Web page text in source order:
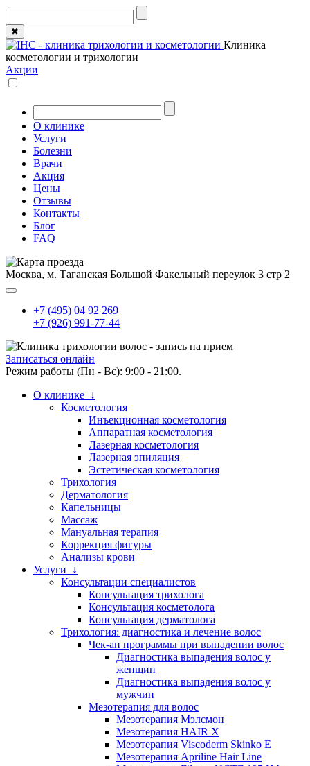
✖
Клиника
косметологии и трихологии
Акции
О клинике
Услуги
Болезни
Врачи
Акция
Цены
Отзывы
Контакты
Блог
FAQ
Москва, м. Таганская Большой Факельный переулок 3 стр 2
+7 (495) 04 92 269
+7 (926) 991-77-44
Записаться онлайн
Режим работы (Пн - Вс): 9:00 - 21:00.
О клинике ↓
Косметология
Инъекционная косметология
Аппаратная косметология
Лазерная косметология
Лазерная эпиляция
Эстетическая косметология
Трихология
Дерматология
Капельницы
Массаж
Мануальная терапия
Коррекция фигуры
Анализы крови
Услуги ↓
Консультации специалистов
Консультация трихолога
Консультация косметолога
Консультация дерматолога
Трихология: диагностика и лечение волос
Чек-ап программы при выпадении волос
Диагностика выпадения волос у
женщин
Диагностика выпадения волос у
мужчин
Мезотерапия для волос
Мезотерапия Мэлсмон
Мезотерапия HAIR X
Мезотерапия Viscoderm Skinko E
Мезотерапия Apriline Hair Line